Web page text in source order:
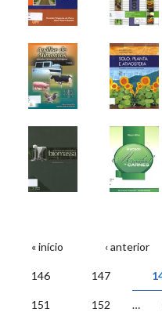
« início ‹ anterior
146 147
151 152 …